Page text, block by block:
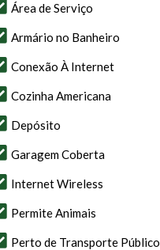
Área de Serviço
Armário no Banheiro
Conexão À Internet
Cozinha Americana
Depósito
Garagem Coberta
Internet Wireless
Permite Animais
Perto de Transporte Público